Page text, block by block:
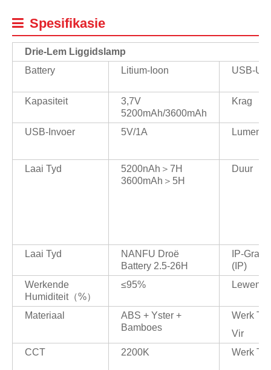
Spesifikasie
Drie-Lem Liggids Lamp
Battery
Litium-Ioon USB-
Kapasiteit
3,7V
5200mAh/3600mAh
Krag
USB-Invoer 5V/1A Lumen
Laai Tyd
5200nAh＞7H
3600mAh＞5H
Duur
Laai Tyd
NANFU Droë
Battery 2.5-26H
IP-Graad
(IP)
Werkende
Humiditeit（%）
≤95%
Materiaal
ABS + Yster +
Bamboes
Werk
Vir
CCT
2200K Werk